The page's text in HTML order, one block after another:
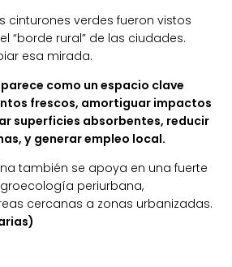
cinturones verdes fueron vistos
“borde rural” de las ciudades.
esa mirada.
como un espacio clave
frescos, amortiguar impactos
superficies absorbentes, reducir
y generar empleo local.
también se apoya en una fuerte
periurbana,
cercanas a zonas urbanizadas.